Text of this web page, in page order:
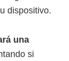
dispositivo.
una
si